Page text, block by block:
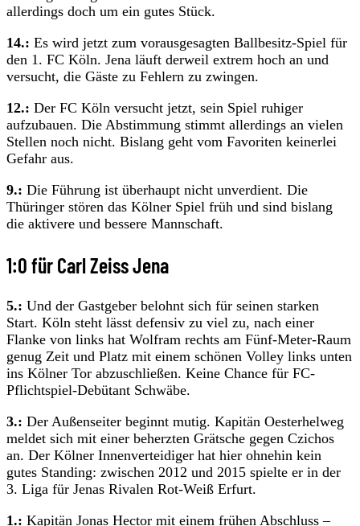
allerdings doch um ein gutes Stück.
14.: Es wird jetzt zum vorausgesagten Ballbesitz-Spiel für
den 1. FC Köln. Jena läuft derweil extrem hoch an und
versucht, die Gäste zu Fehlern zu zwingen.
12.: Der FC Köln versucht jetzt, sein Spiel ruhiger
aufzubauen. Die Abstimmung stimmt allerdings an vielen
Stellen noch nicht. Bislang geht vom Favoriten keinerlei
Gefahr aus.
9.: Die Führung ist überhaupt nicht unverdient. Die
Thüringer stören das Kölner Spiel früh und sind bislang
die aktivere und bessere Mannschaft.
1:0 für Carl Zeiss Jena
5.: Und der Gastgeber belohnt sich für seinen starken
Start. Köln steht lässt defensiv zu viel zu, nach einer
Flanke von links hat Wolfram rechts am Fünf-Meter-Raum
genug Zeit und Platz mit einem schönen Volley links unten
ins Kölner Tor abzuschließen. Keine Chance für FC-
Pflichtspiel-Debütant Schwäbe.
3.: Der Außenseiter beginnt mutig. Kapitän Oesterhelweg
meldet sich mit einer beherzten Grätsche gegen Czichos
an. Der Kölner Innenverteidiger hat hier ohnehin kein
gutes Standing: zwischen 2012 und 2015 spielte er in der
3. Liga für Jenas Rivalen Rot-Weiß Erfurt.
1.: Kapitän Jonas Hector mit einem frühen Abschluss –